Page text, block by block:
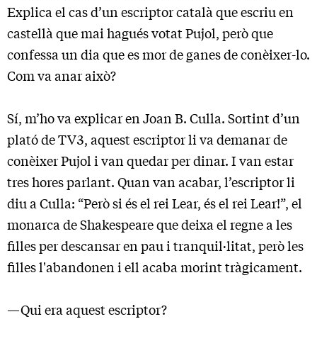
Explica el cas d’un escriptor català que escriu en
castellà que mai hagués votat Pujol, però que
confessa un dia que es mor de ganes de conèixer-lo.
Com va anar això?
Sí, m’ho va explicar en Joan B. Culla. Sortint d’un
plató de TV3, aquest escriptor li va demanar de
conèixer Pujol i van quedar per dinar. I van estar
tres hores parlant. Quan van acabar, l’escriptor li
diu a Culla: “Però si és el rei Lear, és el rei Lear!”, el
monarca de Shakespeare que deixa el regne a les
filles per descansar en pau i tranquil·litat, però les
filles l'abandonen i ell acaba morint tràgicament.
—Qui era aquest escriptor?